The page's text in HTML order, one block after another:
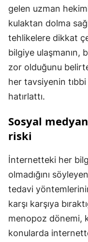
gelen uzman
kulaktan dolma
tehlikelere dikkat
bilgiye ulaşmanın,
zor olduğunu
her tavsiyenin tıbbi
hatırlattı.
Sosyal
riski
İnternetteki her
olmadığını
tedavi
karşı karşıya
menopoz dönemi,
konularda